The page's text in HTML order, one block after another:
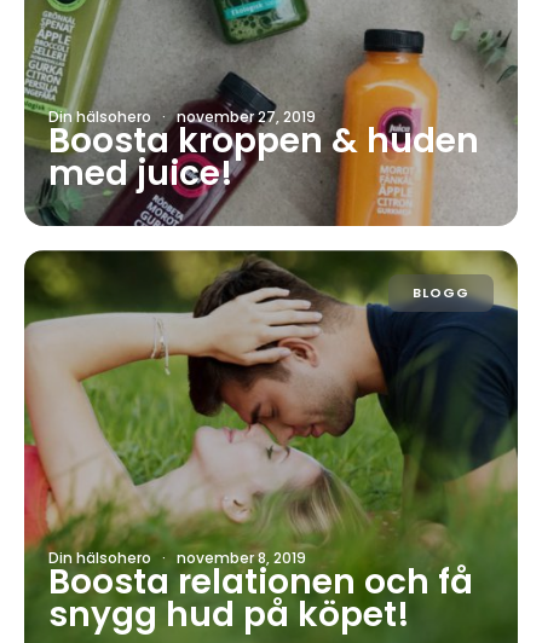
Din hälsohero · november 27, 2019
Boosta kroppen & huden
med juice!
BLOGG
Din hälsohero · november 8, 2019
Boosta relationen och få
snygg hud på köpet!